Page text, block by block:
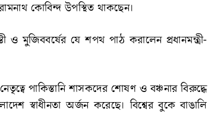
কোবিন্দ উপস্থিত থাকছেন।
ও মুজিববর্ষের যে শপথ পাঠ করালেন প্রধানমন্ত্রী-
পাকিস্তানি শাসকদের শোষণ ও বঞ্চনার বিরুদ্ধে
স্বাধীনতা অর্জন করেছে। বিশ্বের বুকে বাঙালি